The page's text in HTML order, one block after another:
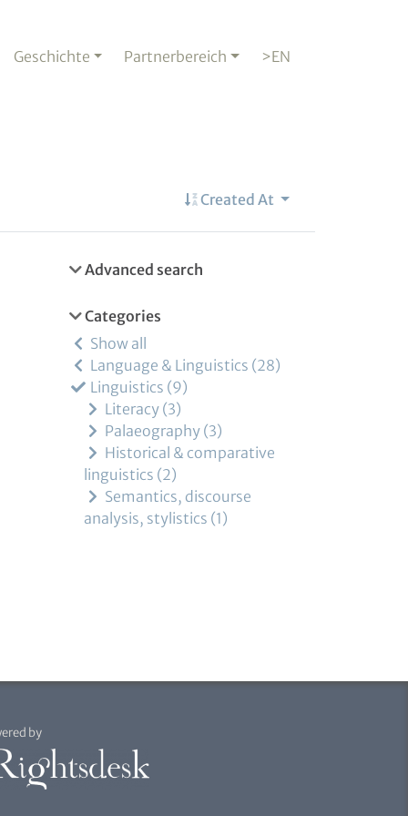
Geschichte Partnerbereich >EN
Created At
Advanced search
Categories
Show all
Language & Linguistics 28
Linguistics 9
Literacy 3
Palaeography 3
Historical & comparative
linguistics 2
Semantics, discourse
analysis, stylistics 1
by